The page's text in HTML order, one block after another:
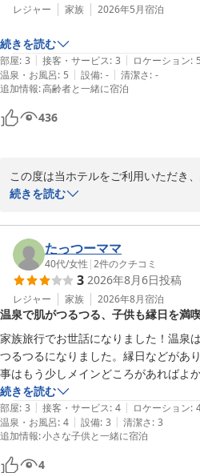
レジャー 家族 2026年5月宿泊
続きを読む
部屋: 3 | 接客・サービス: 3 | ロケーション: 5
温泉・お風呂: 5 | 設備: - | 清潔さ: -
追加情報:高齢者と一緒に宿泊
436
この度は当ホテルをご利用いただき
きありがとうございます。
空と海の澄んだ色合いが美しく、堂
てまいります。
当ホテルでのご滞在のひとときが、
るものともなっておりましたら幸いで
またのご来館を心よりお待ちしてお
堂ヶ島唯一の自家源泉掛流宿 堂ヶ
2026-05-26
続きを読む
たっつーママ
40代/女性 |2件のクチコミ
3 2026年8月6日投稿
レジャー 家族 2026年8月宿泊
温泉で肌がつるつる、子供も縁日を満
家族旅行でお世話になりました！温泉
つるつるになりました。縁日などがあ
事はもう少しメインどころがあればよ
飲み放題は嬉しかったです！
続きを読む
部屋: 3 | 接客・サービス: 4 | ロケーション:
温泉・お風呂: 4 | 設備: 3 | 清潔さ: 3
追加情報:小さな子供と一緒に宿泊
4